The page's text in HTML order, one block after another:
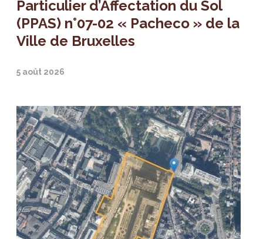
Particulier d’Affectation du Sol
(PPAS) n°07-02 « Pacheco » de la
Ville de Bruxelles
5 août 2026